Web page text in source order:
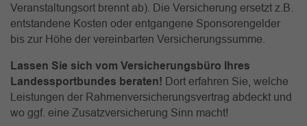
Veranstaltungsort brennt ab). Die Versicherung ersetzt z.B.
entstandene Kosten oder entgangene Sponsorengelder
bis zur Höhe der vereinbarten Versicherungssumme.
Lassen Sie sich vom Versicherungsbüro Ihres
Landessportbundes beraten! Dort erfahren Sie, welche
Leistungen der Rahmenversicherungsvertrag abdeckt und
wo ggf. eine Zusatzversicherung Sinn macht!